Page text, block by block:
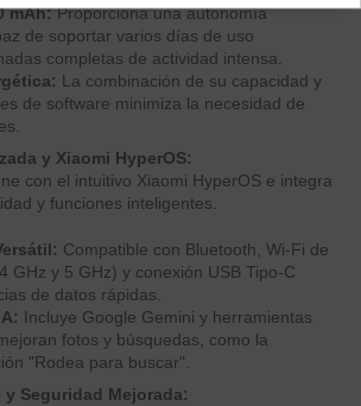
mAh:Proporciona una autonomía
de soportar varios días de uso
completas de actividad intensa.
La combinación de su capacidad y
de software minimiza la necesidad de
y Xiaomi HyperOS:
con el intuitivo Xiaomi HyperOS e integra
y funciones inteligentes.
Compatible con Bluetooth, Wi-Fi de
GHz y 5 GHz) y conexión USB Tipo-C
de datos rápidas.
Incluye Google Gemini y herramientas
fotos y búsquedas, como la
"Rodea para buscar".
Seguridad Mejorada: